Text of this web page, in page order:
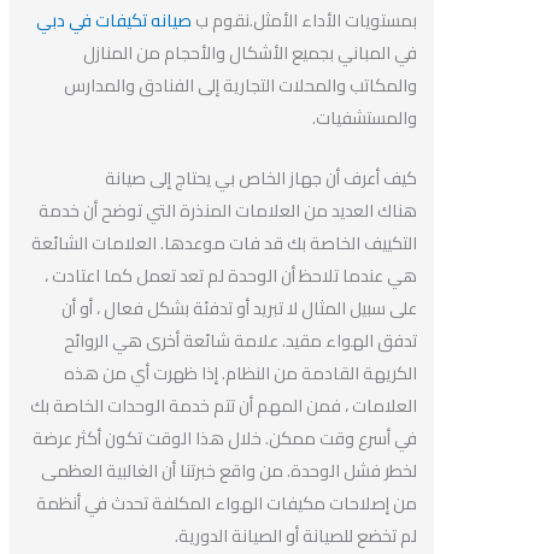
بمستويات الأداء الأمثل.نقوم بصيانه تكيفات في دبي
في المباني بجميع الأشكال والأحجام من المنازل
والمكاتب والمحلات التجارية إلى الفنادق والمدارس
والمستشفيات.
كيف أعرف أن جهاز الخاص بي يحتاج إلى صيانة
هناك العديد من العلامات المنذرة التي توضح أن خدمة
التكييف الخاصة بك قد فات موعدها. العلامات الشائعة
هي عندما تلاحظ أن الوحدة لم تعد تعمل كما اعتادت ،
على سبيل المثال لا تبريد أو تدفئة بشكل فعال ، أو أن
تدفق الهواء مقيد. علامة شائعة أخرى هي الروائح
الكريهة القادمة من النظام. إذا ظهرت أي من هذه
العلامات ، فمن المهم أن تتم خدمة الوحدات الخاصة بك
في أسرع وقت ممكن. خلال هذا الوقت تكون أكثر عرضة
لخطر فشل الوحدة. من واقع خبرتنا أن الغالبية العظمى
من إصلاحات مكيفات الهواء المكلفة تحدث في أنظمة
لم تخضع للصيانة أو الصيانة الدورية.